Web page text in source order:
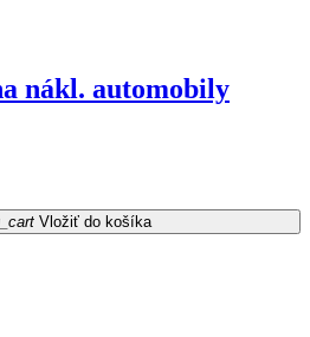
nákl. automobily
Vložiť do košíka